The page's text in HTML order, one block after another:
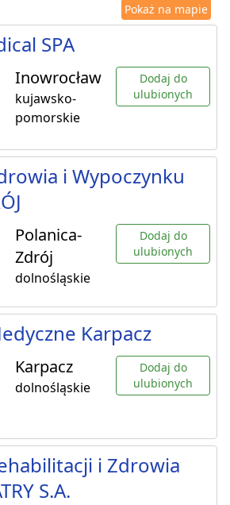
Pokaż na mapie
SPA
Inowrocław
kujawsko-
pomorskie
Dodaj do
ulubionych
i Wypoczynku
Polanica-
Zdrój
dolnośląskie
Dodaj do
ulubionych
Karpacz
Karpacz
dolnośląskie
Dodaj do
ulubionych
i Zdrowia
S.A.